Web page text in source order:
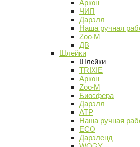
Аркон
ЧИП
Дарэлл
Наша ручная
Zoo-M
ДВ
Шлейки
Шлейки
TRIXIE
Аркон
Zoo-M
Биосфера
Дарэлл
АТР
Наша ручная
ECO
Дарэленд